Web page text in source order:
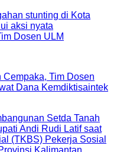
Tim Dosen
Dana Kemdiktisaintek